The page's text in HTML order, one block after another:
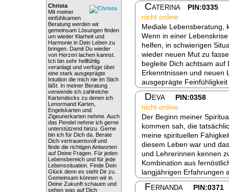
Christa
Mit meiner
einfühlsamen
Beratung werden wir
gemeinsam Lösungen finden
um wieder Klarheit und
Harmonie in Dein Leben zu
bringen. Damit Du wieder
von Herzen lachen kannst.
Ich bin sehr hellfühlig
veranlagt und verfüge über
eine stark ausgeprägte
Intuition die mich nie im Stich
läßt. In meiner Beratung
verwende ich zahlreiche
Kartendecks zu denen ich
Lenormand Karten,
Engelskarten und
Zigeunerkarten nehme. Auch
das Pendel nehme ich gerne
unterstützend hinzu. Gerne
bin ich für Dich da. Berate
Dich vertrauensvoll und
finde die richtigen Antworten
auf Deine Fragen. Für jeden
Lebensbereich und für jede
Lebenssituation. Finde Dein
Glück denn es steht Dir zu.
Gemeinsam können wir in
Deine Zukunft schauen und
sehen was auf Dich
Caterina
PIN:0335
nicht online
Mediale Lebensberatung,
Wenn in einer
helfen, in schwierigen
wieder neuen Mut zu
begleite Dich achtsam auf
Erkenntnissen und neuen
ausgeprägte
Deva
PIN:0358
nicht online
Der Beginn meiner
kommen sah, die
meine spirituellen
diesem Leben war und
und Lehrerinnen kennen
Kombination aus
langjährigen Erfahrungen
Fernanda
PIN:0371